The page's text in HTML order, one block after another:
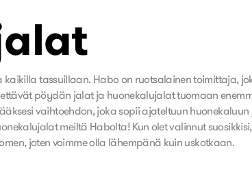
tassuillaan. Habo on ruotsalainen toimittaja,
pöydän jalat ja huonekalujalat tuomaan
vaihtoehdon, joka sopii ajateltuun
meiltä Habolta! Kun olet valinnut
joten voimme olla lähempänä kuin uskotkaan.